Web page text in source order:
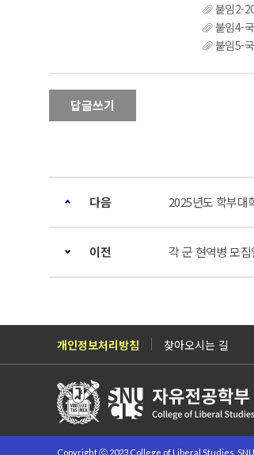
붙임2-
붙임4-
붙임5-
답글쓰기
다음 2025년도 학부대
이전 각 군 현역병 모
개인정보처리방침 찾아오시는 길
Copyright ⓒ 2023 College of Liberal Studies,